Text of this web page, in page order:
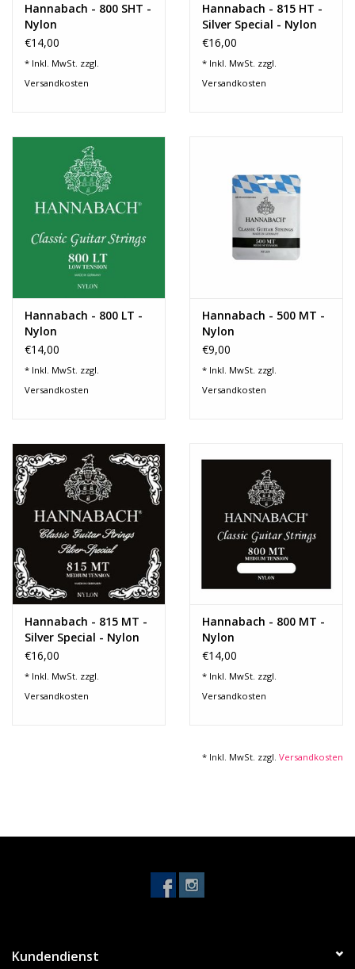
Hannabach - 800 SHT -
Nylon
€14,00
* Inkl. MwSt. zzgl.
Versandkosten
Hannabach - 815 HT -
Silver Special - Nylon
€16,00
* Inkl. MwSt. zzgl.
Versandkosten
Hannabach - 800 LT -
Nylon
€14,00
* Inkl. MwSt. zzgl.
Versandkosten
Hannabach - 500 MT -
Nylon
€9,00
* Inkl. MwSt. zzgl.
Versandkosten
Hannabach - 815 MT -
Silver Special - Nylon
€16,00
* Inkl. MwSt. zzgl.
Versandkosten
Hannabach - 800 MT -
Nylon
€14,00
* Inkl. MwSt. zzgl.
Versandkosten
* Inkl. MwSt. zzgl. Versandkosten
Kundendienst